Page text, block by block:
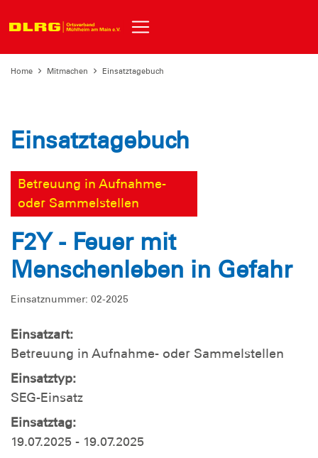
Home Mitmachen Einsatztagebuch
Einsatztagebuch
Betreuung in Aufnahme-
oder Sammelstellen
F2Y - Feuer mit
Menschenleben in Gefahr
Einsatznummer: 02-2025
Einsatzart:
Betreuung in Aufnahme- oder Sammelstellen
Einsatztyp:
SEG-Einsatz
Einsatztag:
19.07.2025 - 19.07.2025